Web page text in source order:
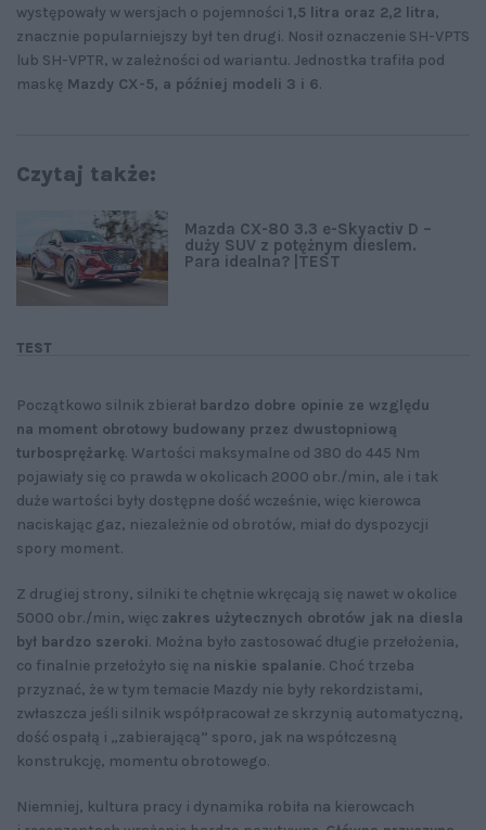
występowały w wersjach o pojemności 1,5 litra oraz 2,2 litra,
znacznie popularniejszy był ten drugi. Nosił oznaczenie SH-VPTS
lub SH-VPTR, w zależności od wariantu. Jednostka trafiła pod
maskę Mazdy CX-5, a później modeli 3 i 6.
Czytaj także:
TEST
Mazda CX-80 3.3 e-Skyactiv D –
duży SUV z potężnym dieslem.
Para idealna? |TEST
Początkowo silnik zbierał bardzo dobre opinie ze względu
na moment obrotowy budowany przez dwustopniową
turbosprężarkę. Wartości maksymalne od 380 do 445 Nm
pojawiały się co prawda w okolicach 2000 obr./min, ale i tak
duże wartości były dostępne dość wcześnie, więc kierowca
naciskając gaz, niezależnie od obrotów, miał do dyspozycji
spory moment.
Z drugiej strony, silniki te chętnie wkręcają się nawet w okolice
5000 obr./min, więc zakres użytecznych obrotów jak na diesla
był bardzo szeroki. Można było zastosować długie przełożenia,
co finalnie przełożyło się na niskie spalanie. Choć trzeba
przyznać, że w tym temacie Mazdy nie były rekordzistami,
zwłaszcza jeśli silnik współpracował ze skrzynią automatyczną,
dość ospałą i „zabierającą” sporo, jak na współczesną
konstrukcję, momentu obrotowego.
Niemniej, kultura pracy i dynamika robiła na kierowcach